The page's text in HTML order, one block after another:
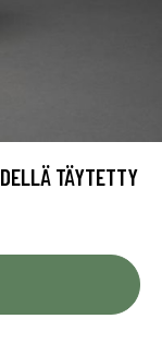
TÄYTETTY